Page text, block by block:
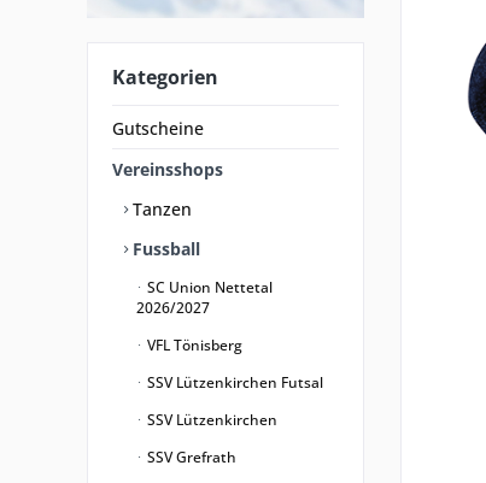
Kategorien
Gutscheine
Vereinsshops
Tanzen
Fussball
SC Union Nettetal
2026/2027
VFL Tönisberg
SSV Lützenkirchen Futsal
SSV Lützenkirchen
SSV Grefrath